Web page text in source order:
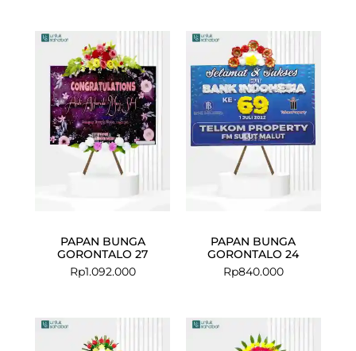
PAPAN BUNGA
GORONTALO 27
Rp1.092.000
PAPAN BUNGA
GORONTALO 24
Rp840.000